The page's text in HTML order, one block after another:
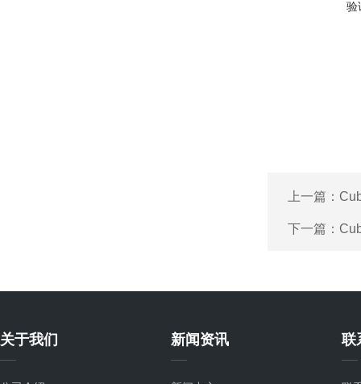
验
上一篇：
下一篇：
关于我们 新闻资讯 联